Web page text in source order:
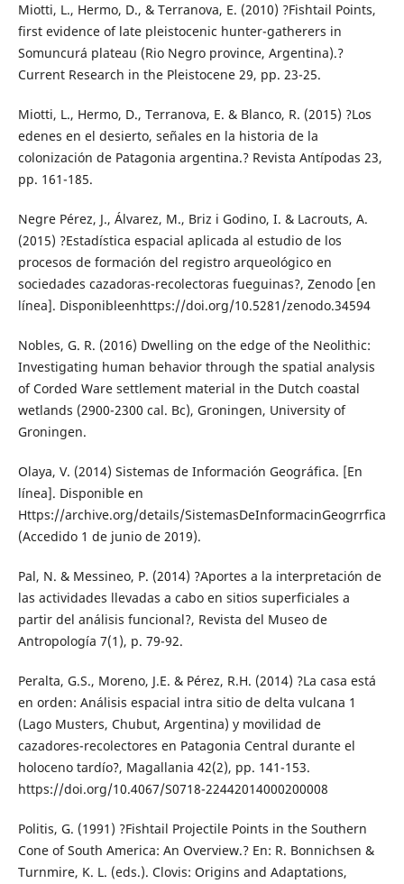
Miotti, L., Hermo, D., & Terranova, E. (2010) ?Fishtail Points,
first evidence of late pleistocenic hunter-gatherers in
Somuncurá plateau (Rio Negro province, Argentina).?
Current Research in the Pleistocene 29, pp. 23-25.
Miotti, L., Hermo, D., Terranova, E. & Blanco, R. (2015) ?Los
edenes en el desierto, señales en la historia de la
colonización de Patagonia argentina.? Revista Antípodas 23,
pp. 161-185.
Negre Pérez, J., Álvarez, M., Briz i Godino, I. & Lacrouts, A.
(2015) ?Estadística espacial aplicada al estudio de los
procesos de formación del registro arqueológico en
sociedades cazadoras-recolectoras fueguinas?, Zenodo [en
línea]. Disponibleenhttps://doi.org/10.5281/zenodo.34594
Nobles, G. R. (2016) Dwelling on the edge of the Neolithic:
Investigating human behavior through the spatial analysis
of Corded Ware settlement material in the Dutch coastal
wetlands (2900-2300 cal. Bc), Groningen, University of
Groningen.
Olaya, V. (2014) Sistemas de Información Geográfica. [En
línea]. Disponible en
Https://archive.org/details/SistemasDeInformacinGeogrrfica
(Accedido 1 de junio de 2019).
Pal, N. & Messineo, P. (2014) ?Aportes a la interpretación de
las actividades llevadas a cabo en sitios superficiales a
partir del análisis funcional?, Revista del Museo de
Antropología 7(1), p. 79-92.
Peralta, G.S., Moreno, J.E. & Pérez, R.H. (2014) ?La casa está
en orden: Análisis espacial intra sitio de delta vulcana 1
(Lago Musters, Chubut, Argentina) y movilidad de
cazadores-recolectores en Patagonia Central durante el
holoceno tardío?, Magallania 42(2), pp. 141-153.
https://doi.org/10.4067/S0718-22442014000200008
Politis, G. (1991) ?Fishtail Projectile Points in the Southern
Cone of South America: An Overview.? En: R. Bonnichsen &
Turnmire, K. L. (eds.). Clovis: Origins and Adaptations,